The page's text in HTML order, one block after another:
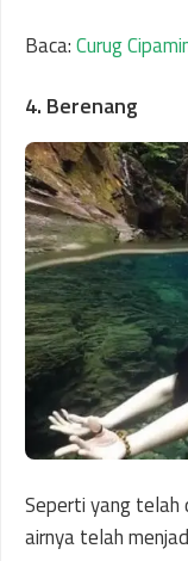
Baca:Curug
4. Berenang
Seperti yang telah
airnya telah